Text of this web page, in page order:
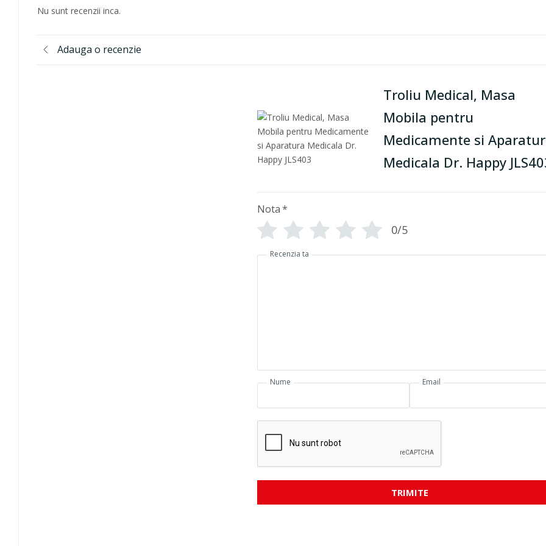
Nu sunt recenzii inca.
Adauga o recenzie
Troliu Medical, Masa
Mobila pentru
Medicamente si
Medicala Dr. Happy
Nota*
0/5
Recenzia ta
Nume Email
TRIMITE